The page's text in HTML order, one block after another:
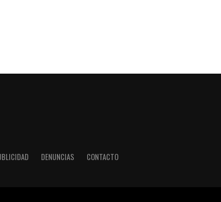
DENUNCIAS CONTACTO